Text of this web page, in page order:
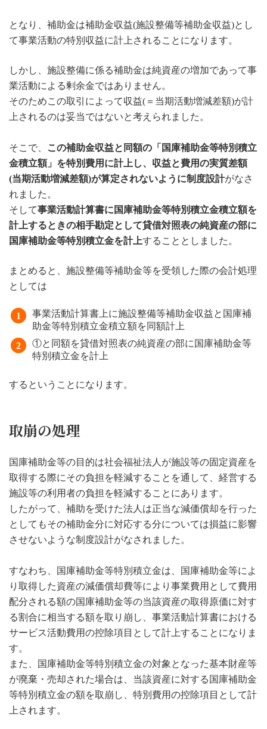
となり、補助金は補助金収益(施設整備等補助金収益)とし
て事業活動の特別収益に計上されることになります。
しかし、施設整備に係る補助金は純資産の増加であって事
業活動による剰余金ではありません。
そのためこの取引によって収益(＝当期活動増減差額)が計
上されるのは妥当ではないと考えられました。
そこで、
この補助金収益と同額の「国庫補助金等特別積立
金積立額」を特別費用に計上し、収益と費用の実質差額
(当期活動増減差額)が算定されないように制度設計がなさ
れました。
そして事業活動計算書に国庫補助金等特別積立金積立額を
計上するときの相手勘定として貸借対照表の純資産の部に
国庫補助金等特別積立金を計上することとしました。
まとめると、施設整備等補助金等を受領した際の会計処理
としては
事業活動計算書上に施設整備等補助金収益と国庫補
助金等特別積立金積立額を同額計上
①と同額を貸借対照表の純資産の部に国庫補助金等
特別積立金を計上
するということになります。
取崩の処理
国庫補助金等の目的は社会福祉法人が施設等の固定資産を
取得する際にその負担を軽減することを通して、経営する
施設等の利用者の負担を軽減することにあります。
したがって、補助を受けた法人は正当な減価償却を行った
としてもその補助金分に対応する分については損益に影響
させないような制度設計がなされました。
すなわち、国庫補助金等特別積立金は、国庫補助金等によ
り取得した資産の減価償却費等により事業費用として費用
配分される額の国庫補助金等の当該資産の取得原価に対す
る割合に相当する額を取り崩し、事業活動計算書における
サービス活動費用の控除項目として計上することになりま
す。
また、国庫補助金等特別積立金の対象となった基本財産等
が廃棄・売却された場合は、当該資産に対する国庫補助金
等特別積立金の額を取崩し、特別費用の控除項目として計
上されます。